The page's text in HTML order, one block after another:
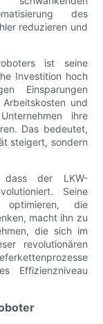
des
reduzieren und
ist seine
Investition hoch
Einsparungen
und
ihre
Das bedeutet,
steigert, sondern
dass der LKW-
Seine
die
macht ihn zu
die sich im
revolutionären
Effizienzniveau